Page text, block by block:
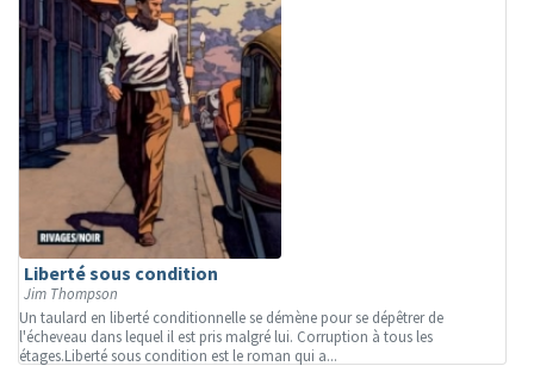
Liberté sous condition
Jim Thompson
Un taulard en liberté conditionnelle se démène pour se dépêtrer de
l'écheveau dans lequel il est pris malgré lui. Corruption à tous les
étages.Liberté sous condition est le roman qui a...